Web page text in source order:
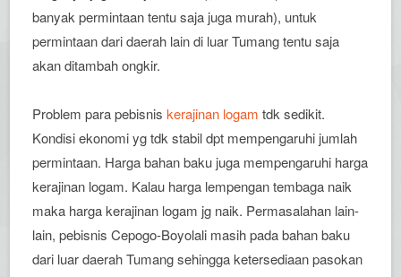
banyak permintaan tentu saja juga murah), untuk
permintaan dari daerah lain di luar Tumang tentu saja
akan ditambah ongkir.
Problem para pebisniskerajinan logam tdk sedikit.
Kondisi ekonomi yg tdk stabil dpt mempengaruhi jumlah
permintaan. Harga bahan baku juga mempengaruhi harga
kerajinan logam. Kalau harga lempengan tembaga naik
maka harga kerajinan logam jg naik. Permasalahan lain-
lain, pebisnis Cepogo-Boyolali masih pada bahan baku
dari luar daerah Tumang sehingga ketersediaan pasokan